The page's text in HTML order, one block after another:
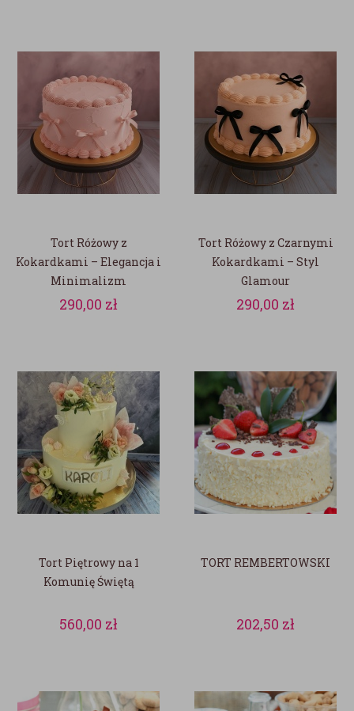
Tort Różowy z
Kokardkami – Elegancja i
Minimalizm
290,00 zł
Tort Różowy z Czarnymi
Kokardkami – Styl
Glamour
290,00 zł
Tort Piętrowy na 1
Komunię Świętą
560,00 zł
TORT REMBERTOWSKI
202,50 zł